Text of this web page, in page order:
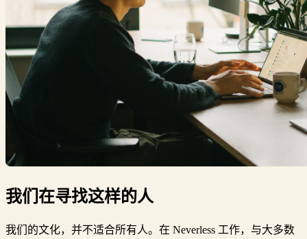
我们在寻找这样的人
我们的文化，并不适合所有人。在 Neverless 工作，与大多数